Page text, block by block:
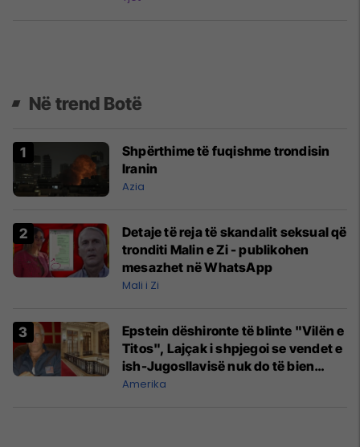
Në trend Botë
Shpërthime të fuqishme trondisin
Iranin
Azia
Detaje të reja të skandalit seksual që
tronditi Malin e Zi - publikohen
mesazhet në WhatsApp
Mali i Zi
Epstein dëshironte të blinte "Vilën e
Titos", Lajçak i shpjegoi se vendet e
ish-Jugosllavisë nuk do të bien
kurrë dakord
Amerika